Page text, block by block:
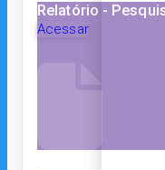
Relatório -
Acessar